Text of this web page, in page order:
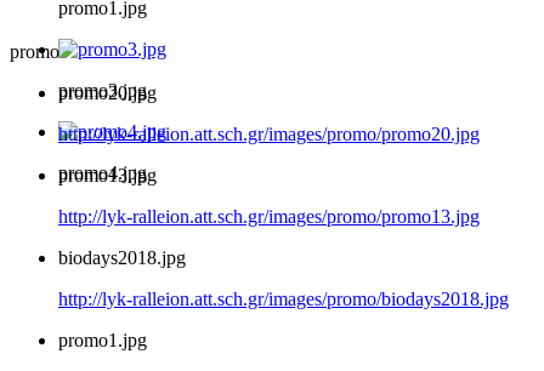
promo1.jpg
promo3.jpg
promo4.jpg
promo
promo20.jpg
http://lyk-ralleion.att.sch.gr/images/promo/promo20.jpg
promo13.jpg
http://lyk-ralleion.att.sch.gr/images/promo/promo13.jpg
biodays2018.jpg
http://lyk-ralleion.att.sch.gr/images/promo/biodays2018.jpg
promo1.jpg